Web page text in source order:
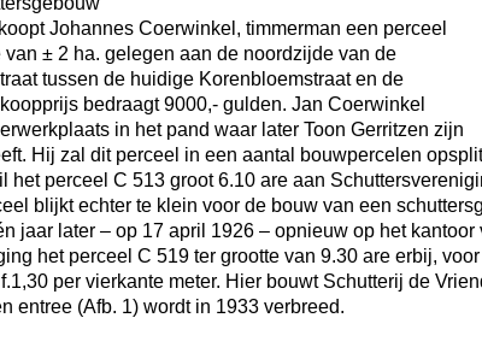
Johannes Coerwinkel, timmerman een perceel
van ± 2 ha. gelegen aan de noordzijde van de
tussen de huidige Korenbloemstraat en de
bedraagt 9000,- gulden. Jan Coerwinkel
in het pand waar later Toon Gerritzen zijn
Hij zal dit perceel in een aantal bouwpercelen
het perceel C 513 groot 6.10 are aan
blijkt echter te klein voor de bouw van een
jaar later – op 17 april 1926 – opnieuw op het
het perceel C 519 ter grootte van 9.30 are erbij,
per vierkante meter. Hier bouwt Schutterij de
entree (Afb. 1) wordt in 1933 verbreed.